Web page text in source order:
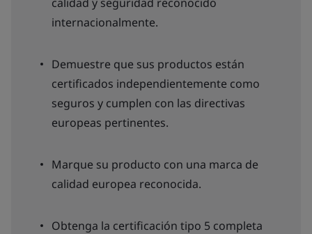
internacionalmente.
Demuestre que sus productos están
certificados independientemente como
seguros y cumplen con las directivas
europeas pertinentes.
Marque su producto con una marca de
calidad europea reconocida.
Obtenga la certificación tipo 5 completa